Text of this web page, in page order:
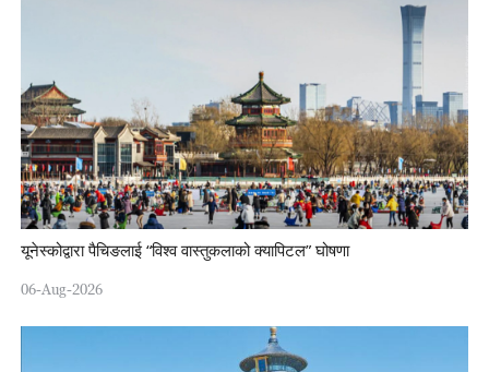
यूनेस्कोद्वारा पैचिङलाई “विश्व वास्तुकलाको क्यापिटल” घोषणा
06-Aug-2026